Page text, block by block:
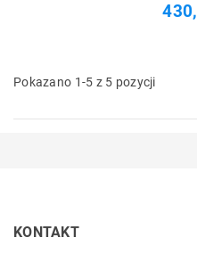
Pokazano 1-5 z 5 pozycji
KONTAKT